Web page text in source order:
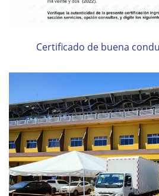
Certificado de buena